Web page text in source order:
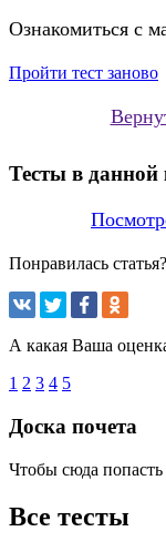
Ознакомиться с
Пройти тест заново
Тесты в данной
Понравилась
А какая Ваша
1 2 3 4 5
Доска почета
Чтобы сюда попасть
Все тесты